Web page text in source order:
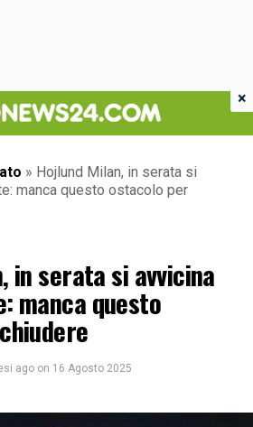
» Hojlund Milan, in serata si
manca questo ostacolo per
in serata si avvicina
manca questo
ago on 16 Agosto 2025
×